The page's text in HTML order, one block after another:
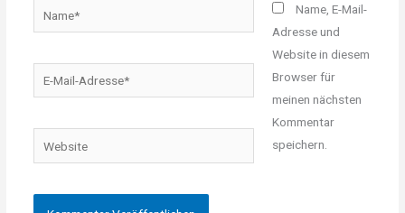
Mail-
Website
Name, E-Mail-
Adresse und
Website in diesem
Browser für
meinen nächsten
Kommentar
speichern.